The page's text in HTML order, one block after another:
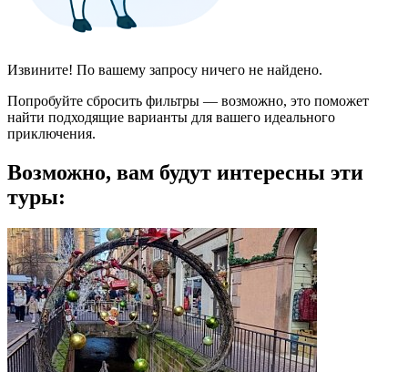
Извините! По вашему запросу ничего не найдено.
Попробуйте сбросить фильтры — возможно, это поможет
найти подходящие варианты для вашего идеального
приключения.
Возможно, вам будут интересны эти
туры: